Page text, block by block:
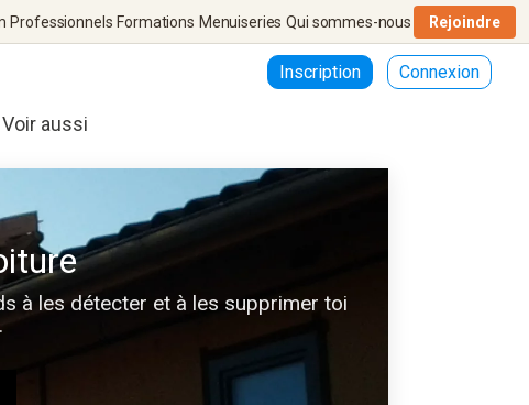
Professionnels Formations Menuiseries Qui sommes-nous Rejoindre
Inscription Connexion
Voir aussi
à les détecter et à les supprimer toi